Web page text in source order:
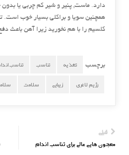
دارد. ماست, پنیر و شیر کم چربی یا بدون
همچنین سویا و براکلی بسیار خوب است.
کلسیم را با هم نخورید زیرا آهن باعث
برچسب تغذیه تناسب تناسب
رژیم لاغری زیبایی سلامت
قبلی
معجون هایی عالی برای تناسب اندام